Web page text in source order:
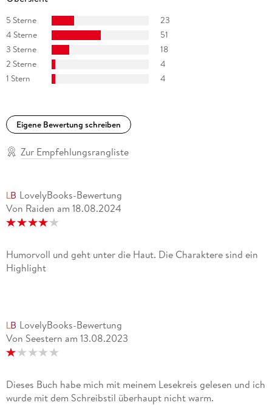
5 Sterne
23
4 Sterne
51
3 Sterne
18
2 Sterne
4
1 Stern
4
Eigene Bewertung schreiben
Zur Empfehlungsrangliste
LovelyBooks-Bewertung
Von Raiden am 18.08.2024
Humorvoll und geht unter die Haut. Die Charaktere sind ein
Highlight
LovelyBooks-Bewertung
Von Seestern am 13.08.2023
Dieses Buch habe mich mit meinem Lesekreis gelesen und ich
wurde mit dem Schreibstil überhaupt nicht warm.